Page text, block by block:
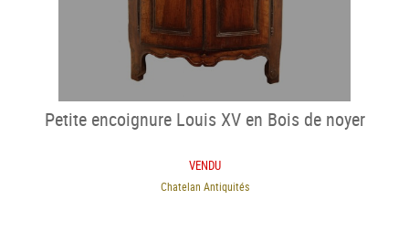
Petite encoignure Louis XV en Bois de noyer
VENDU
Chatelan Antiquités